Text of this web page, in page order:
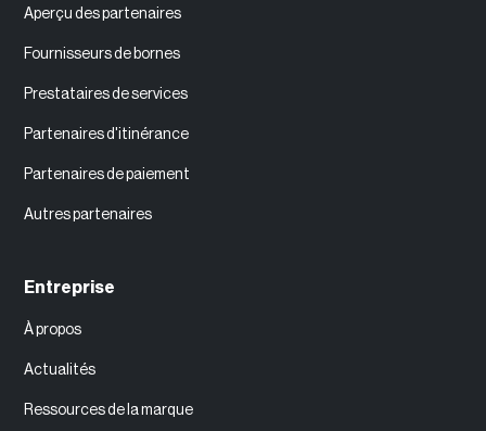
Aperçu des partenaires
Fournisseurs de bornes
Prestataires de services
Partenaires d'itinérance
Partenaires de paiement
Autres partenaires
Entreprise
À propos
Actualités
Ressources de la marque